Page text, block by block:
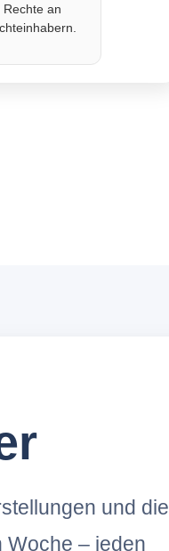
an
und die
Woche – jeden